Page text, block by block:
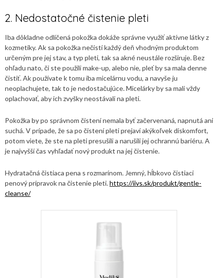
2. Nedostatočné čistenie pleti
Iba dôkladne odlíčená pokožka dokáže správne využiť aktívne látky z
kozmetiky. Ak sa pokožka nečistí každý deň vhodným produktom
určeným pre jej stav, a typ pleti, tak sa akné neustále rozširuje. Bez
ohľadu nato, či ste použili make-up, alebo nie, pleť by sa mala denne
čistiť. Ak používate k tomu iba micelárnu vodu, a navyše ju
neoplachujete, tak to je nedostačujúce. Micelárky by sa mali vždy
oplachovať, aby ich zvyšky neostávali na pleti.
Pokožka by po správnom čistení nemala byť začervenaná, napnutá ani
suchá. V prípade, že sa po čistení pleti prejaví akýkoľvek diskomfort,
potom viete, že ste na pleti presušili a narušili jej ochrannú bariéru. A
je najvyšší čas vyhľadať nový produkt na jej čistenie.
Hydratačná čistiaca pena s rozmarínom. Jemný, hĺbkovo čistiaci
penový prípravok na čistenie pleti.https://iivs.sk/produkt/gentle-
cleanse/